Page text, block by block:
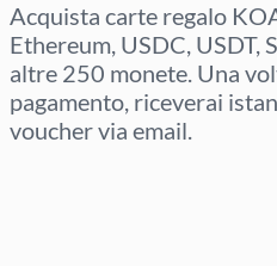
Acquista carte regalo
Ethereum, USDC, USDT,
altre 250 monete. Una
pagamento, riceverai
voucher via email.